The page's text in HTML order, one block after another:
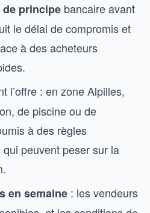
principe bancaire avant
le délai de compromis et
à des acheteurs
l’offre : en zone Alpilles,
de piscine ou de
à des règles
qui peuvent peser sur la
en semaine : les vendeurs